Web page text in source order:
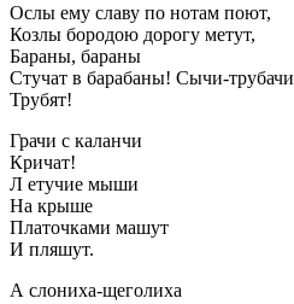
Ослы ему славу по нотам поют,
Козлы бородою дорогу метут,
Бараны, бараны
Стучат в барабаны! Сычи-трубачи
Трубят!
Грачи с каланчи
Кричат!
Л етучие мыши
На крыше
Платочками машут
И пляшут.
А слониха-щеголиха